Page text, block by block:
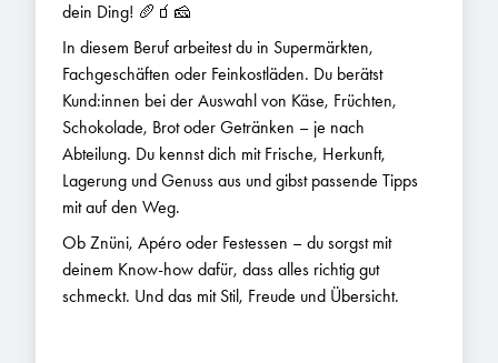
dein Ding! 🥖🧃🧀
In diesem Beruf arbeitest du in Supermärkten,
Fachgeschäften oder Feinkostläden. Du berätst
Kund:innen bei der Auswahl von Käse, Früchten,
Schokolade, Brot oder Getränken – je nach
Abteilung. Du kennst dich mit Frische, Herkunft,
Lagerung und Genuss aus und gibst passende Tipps
mit auf den Weg.
Ob Znüni, Apéro oder Festessen – du sorgst mit
deinem Know-how dafür, dass alles richtig gut
schmeckt. Und das mit Stil, Freude und Übersicht.